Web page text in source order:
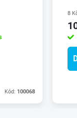
Kód: 100068
8